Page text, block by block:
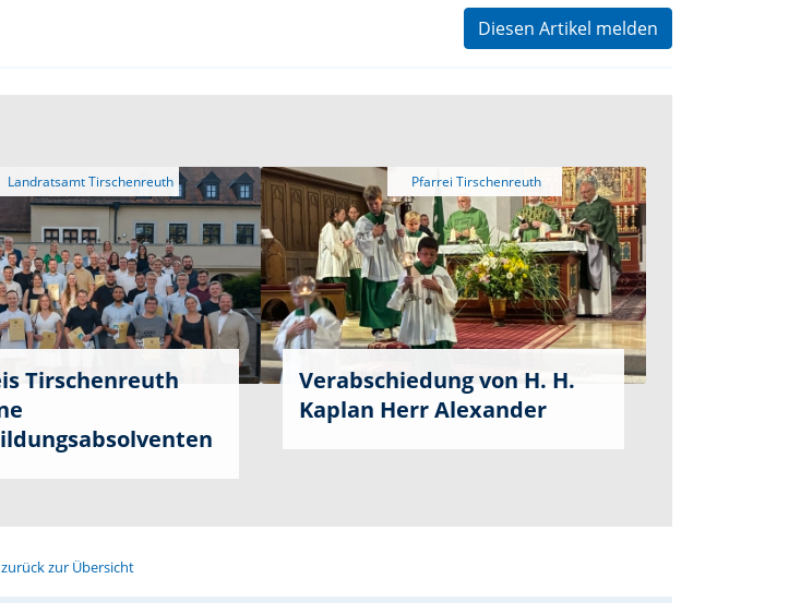
Diesen Artikel melden
Tirschenreuth
Verabschiedung von H. H.
Kaplan Herr Alexander
zurück zur Übersicht